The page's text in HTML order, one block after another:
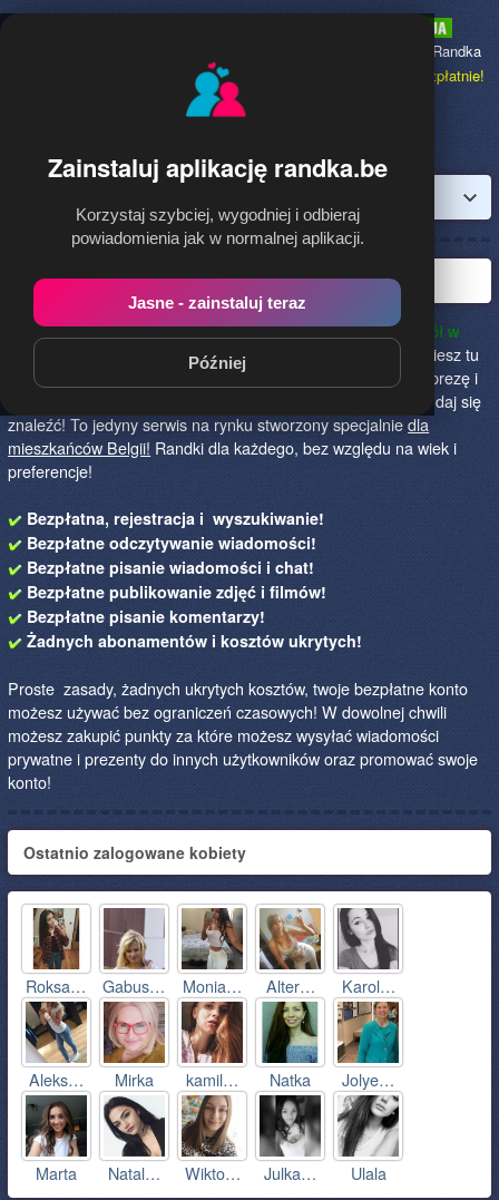
Zainstaluj aplikację randka.be
Korzystaj szybciej, wygodniej i odbieraj
powiadomienia jak w normalnej aplikacji.
Jasne - zainstaluj teraz
Później
to najpopularniejsza Randka
dla Polaków w Belgii,
dołącz bezpłatnie!
Najlepsza randka w Belgii
randka.be to najlepszy sposób na poznanie nowych przyjaciół w
Belgii!
Określ czego szukasz i skończ z samotnością! Znajdziesz tu
osoby szukające miłości lub przygody, chętne na randkę, imprezę i
spotkanie na żywo! Dołącz do nas, powiedz czego szukasz i daj się
znaleźć! To jedyny serwis na rynku stworzony specjalniedla
mieszkańców Belgii! Randki dla każdego, bez względu na wiek i
preferencje!
Bezpłatna, rejestracja i wyszukiwanie!
Bezpłatne odczytywanie wiadomości!
Bezpłatne pisanie wiadomości i chat!
Bezpłatne publikowanie zdjęć i filmów!
Bezpłatne pisanie komentarzy!
Żadnych abonamentów i kosztów ukrytych!
Proste zasady, żadnych ukrytych kosztów, twoje bezpłatne konto
możesz używać bez ograniczeń czasowych! W dowolnej chwili
możesz zakupić punkty za które możesz wysyłać wiadomości
prywatne i prezenty do innych użytkowników oraz promować swoje
konto!
Ostatnio zalogowane kobiety
Roksa… Gabus… Monia… Alter… Karol…
Aleks… Mirka kamil… Natka Jolye…
Marta Natal… Wikto… Julka… Ulala